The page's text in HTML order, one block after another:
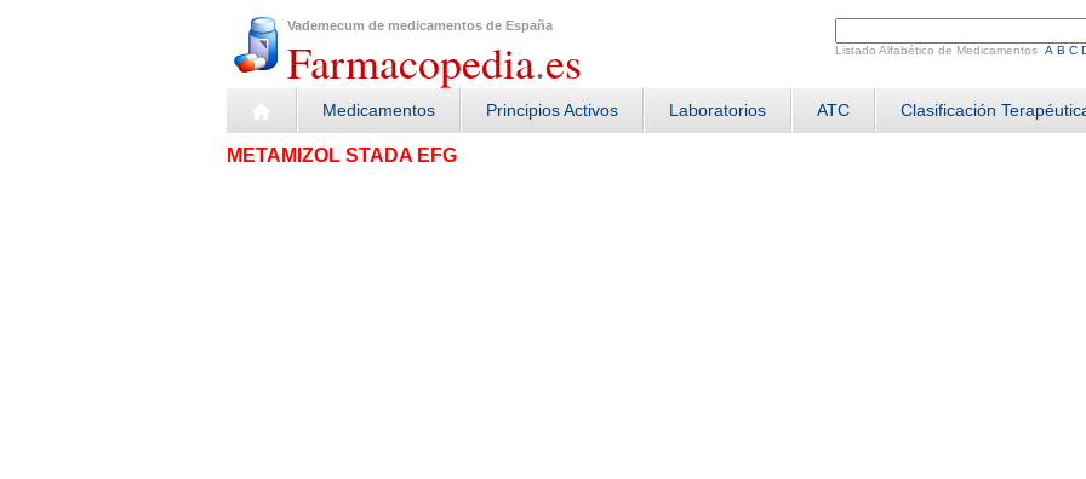
Listado Alfabético de Medicamentos A B C
Vademecum de medicamentos de España
Farmacopedia.es
Medicamentos Principios Activos Laboratorios ATC Clasificación
METAMIZOL STADA EFG